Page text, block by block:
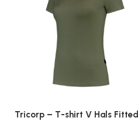
Tricorp – T-shirt V Hals Fitted